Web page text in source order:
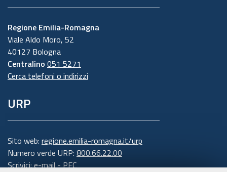
Regione Emilia-Romagna
Viale Aldo Moro, 52
40127 Bologna
Centralino 051 5271
Cerca telefoni o indirizzi
URP
Sito web: regione.emilia-romagna.it/urp
Numero verde URP: 800.66.22.00
Scrivici:e-mail-PEC